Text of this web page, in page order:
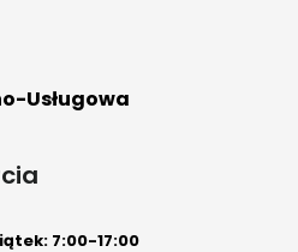
Usługowa
7:00-17:00